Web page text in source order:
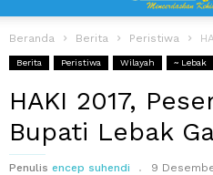
Beranda Berita Peristiwa
Berita Peristiwa Wilayah ~ Lebak
HAKI 2017,
Bupati Lebak
Penulis encep suhendi 9